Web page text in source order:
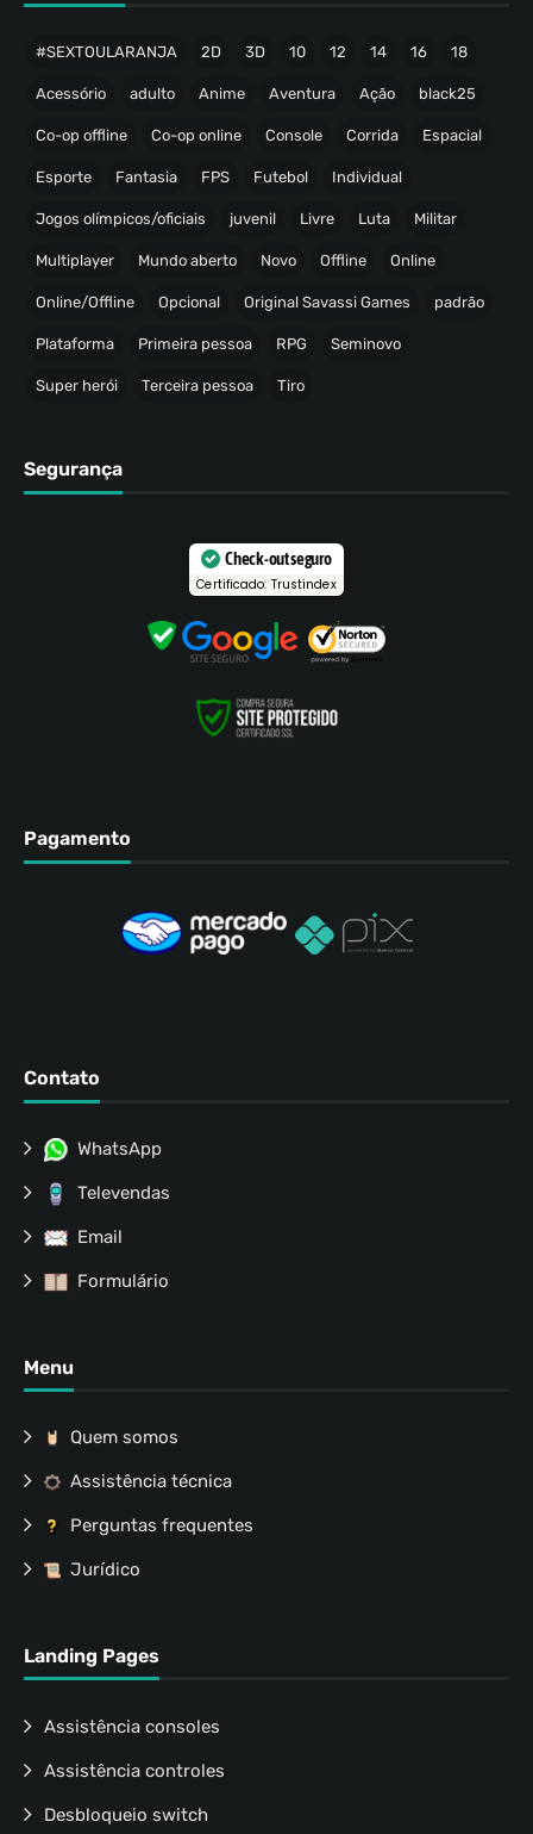
#SEXTOULARANJA 2D 3D 10 12 14 16 18
Acessório adulto Anime Aventura Ação black25
Co-op offline Co-op online Console Corrida Espacial
Esporte Fantasia FPS Futebol Individual
Jogos olímpicos/oficiais juvenil Livre Luta Militar
Multiplayer Mundo aberto Novo Offline Online
Online/Offline Opcional Original Savassi Games padrão
Plataforma Primeira pessoa RPG Seminovo
Super herói Terceira pessoa Tiro
Segurança
Check-out seguro
Certificado: Trustindex
Pagamento
Contato
WhatsApp
Televendas
Email
Formulário
Menu
Quem somos
Assistência técnica
Perguntas frequentes
Jurídico
Landing Pages
Assistência consoles
Assistência controles
Desbloqueio switch